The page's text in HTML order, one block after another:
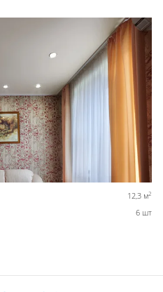
12,3 м2
6 шт